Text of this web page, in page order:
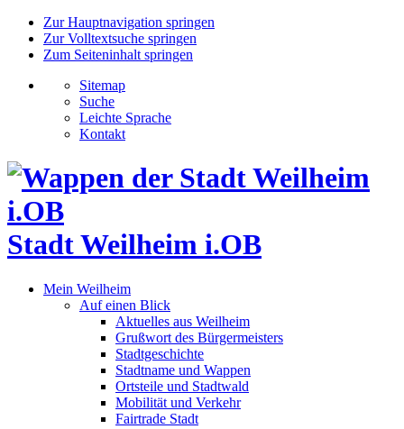
Zur Hauptnavigation springen
Zur Volltextsuche springen
Zum Seiteninhalt springen
Sitemap
Suche
Leichte Sprache
Kontakt
Stadt Weilheim i.OB
Mein Weilheim
Auf einen Blick
Aktuelles aus Weilheim
Grußwort des Bürgermeisters
Stadtgeschichte
Stadtname und Wappen
Ortsteile und Stadtwald
Mobilität und Verkehr
Fairtrade Stadt